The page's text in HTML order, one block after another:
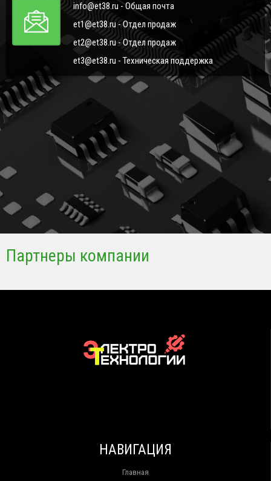
info@et38.ru - Общая почта
et1@et38.ru - Отдел продаж
et2@et38.ru - Отдел продаж
et3@et38.ru - Техническая поддержка
Партнеры компании
НАВИГАЦИЯ
Главная